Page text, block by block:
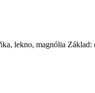
lekno, magnólia Základ: